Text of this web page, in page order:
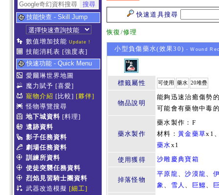
技能快查 - Skill Jump
數值增加技能 Update !
技能消耗表 [強度表]
快速功能 - Quick Menu
愛爾琳世界地圖
魔力賦予 [喜愛]
寵物介紹 [比較] [夥伴]
怪物導覽搜尋
地下城資料 [料理]
遺跡資料
影子任務資料
劇場任務資料
訓練所資料
使徒突襲任務資料
烈焰見習騎士團資料
武器改造模擬 [細工]
快速道具搜尋
恢復/修理
小型負傷藥水(效果30) - Wound
標籤屬性 可使用 藥水 20堆疊
物品說明
能夠迅速治癒傷勢
可能會有藥物中毒
藥水製作
藥水製作：F
材料： 黃金藥草x1
藥水x1
使用獲得
沙雕慶典寶箱
掉落怪物
平原龍、沙漠龍、
象 、 雪人 、 巨鱷、